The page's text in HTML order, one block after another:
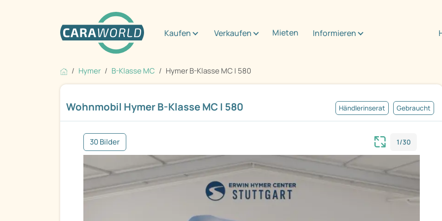
Kaufen Verkaufen Mieten Informieren
Hymer B-Klasse MC Hymer B-Klasse MC I 580
Wohnmobil Hymer B-Klasse MC I 580 Händlerinserat Gebraucht
30 Bilder 1/30